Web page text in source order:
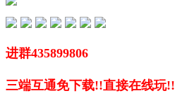
进群435899806
三端互通免下载!!直接在线玩!!